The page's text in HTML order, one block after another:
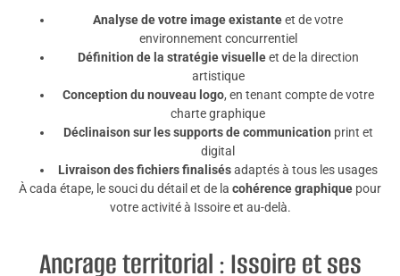
Analyse de votre image existanteet de votre
environnement concurrentiel
Définition de la stratégie visuelleet de la direction
artistique
Conception du nouveau logo, en tenant compte de votre
charte graphique
Déclinaison sur les supports de communication print et
digital
Livraison des fichiers finalisésadaptés à tous les usages
À cada étape, le souci du détail et de la cohérence graphique pour
votre activité à Issoire et au-delà.
Ancrage territorial : Issoire et ses